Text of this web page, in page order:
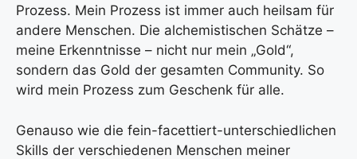
Prozess. Mein Prozess ist immer auch heilsam für
andere Menschen. Die alchemistischen Schätze –
meine Erkenntnisse – nicht nur mein „Gold“,
sondern das Gold der gesamten Community. So
wird mein Prozess zum Geschenk für alle.
Genauso wie die fein-facettiert-unterschiedlichen
Skills der verschiedenen Menschen meiner